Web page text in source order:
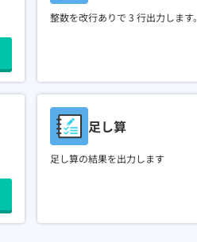
整数を改行ありで 3 行出力します。
足し算
足し算の結果を出力します